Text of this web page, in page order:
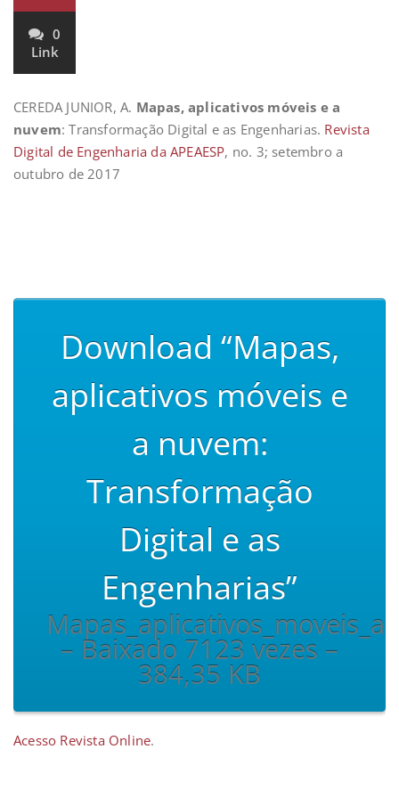
0
Link
CEREDA JUNIOR, A. Mapas, aplicativos móveis e a
nuvem: Transformação Digital e as Engenharias. Revista
Digital de Engenharia da APEAESP, no. 3; setembro a
outubro de 2017
Download “Mapas,
aplicativos móveis e
a nuvem:
Transformação
Digital e as
Engenharias”
– Baixado 7123 vezes –
384,35 KB
Acesso Revista Online.